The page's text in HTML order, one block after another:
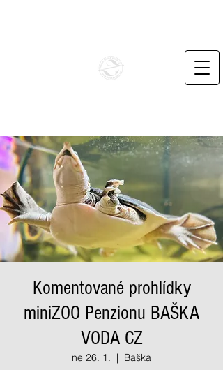
Komentované prohlídky
miniZOO Penzionu BAŠKA
VODA CZ
ne 26. 1.
  |
Baška